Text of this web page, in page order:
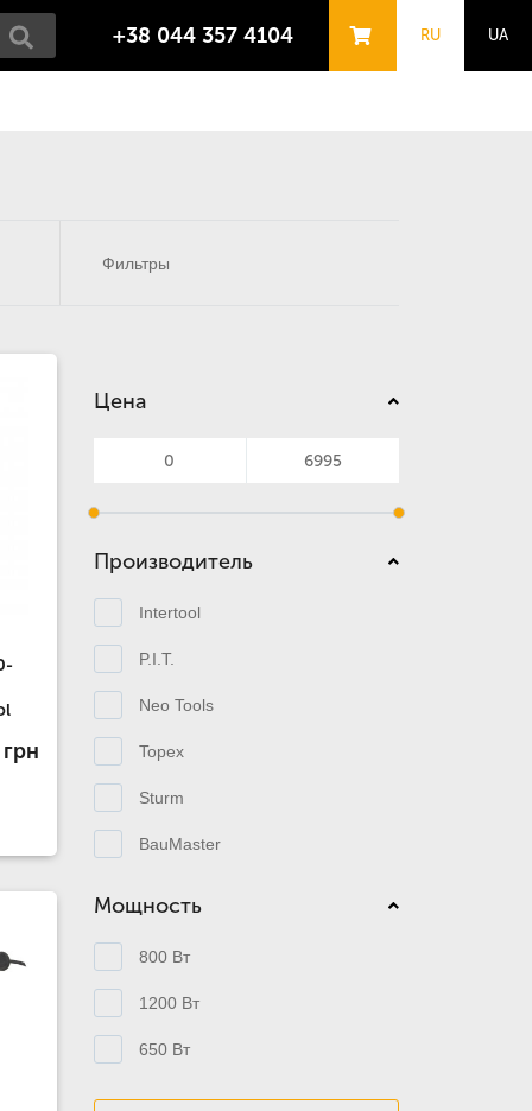
+38 044 357 4104 RU UA
Цена
Производитель
Intertool
P.I.T.
Neo Tools
Topex
Sturm
BauMaster
Мощность
800 Вт
1200 Вт
650 Вт
Фильтры